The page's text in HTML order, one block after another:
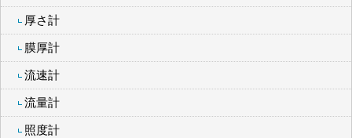
厚さ計
膜厚計
流速計
流量計
照度計